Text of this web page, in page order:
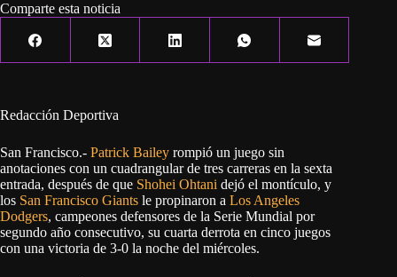
Comparte esta noticia
Redacción Deportiva
San Francisco.- Patrick Bailey rompió un juego sin
anotaciones con un cuadrangular de tres carreras en la sexta
entrada, después de que Shohei Ohtani dejó el montículo, y
los San Francisco Giants le propinaron a Los Angeles
Dodgers, campeones defensores de la Serie Mundial por
segundo año consecutivo, su cuarta derrota en cinco juegos
con una victoria de 3-0 la noche del miércoles.